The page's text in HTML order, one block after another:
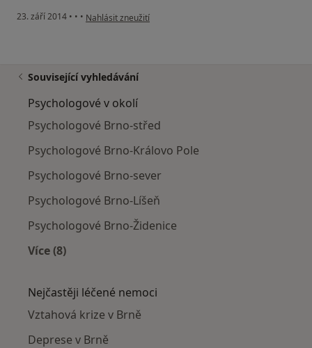
23. září 2014 • • • podle názoru uživatele Váš účet byl odstraněn
Nahlásit zneužití
Související vyhledávání
Psychologové v okolí
Psychologové Brno-střed
Psychologové Brno-Královo Pole
Psychologové Brno-sever
Psychologové Brno-Líšeň
Psychologové Brno-Židenice
Více (8)
Nejčastěji léčené nemoci
Vztahová krize v Brně
Deprese v Brně